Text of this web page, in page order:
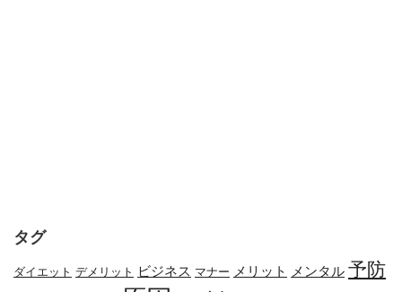
タグ
ダイエット デメリット ビジネス マナー メリット メンタル 予防